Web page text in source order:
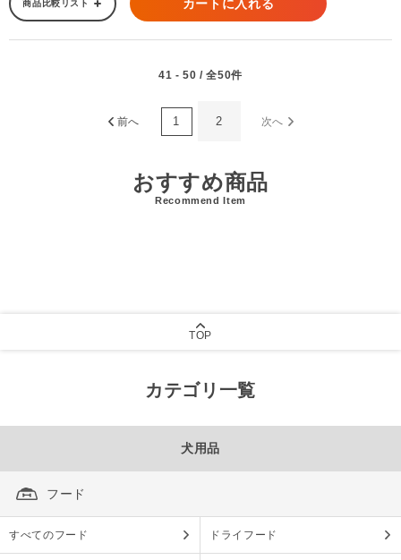
商品比較リスト カートに入れる
41 - 50 / 全50件
前へ 1 2 次へ
おすすめ商品
Recommend Item
TOP
カテゴリ一覧
犬用品
フード
すべてのフード ドライフード